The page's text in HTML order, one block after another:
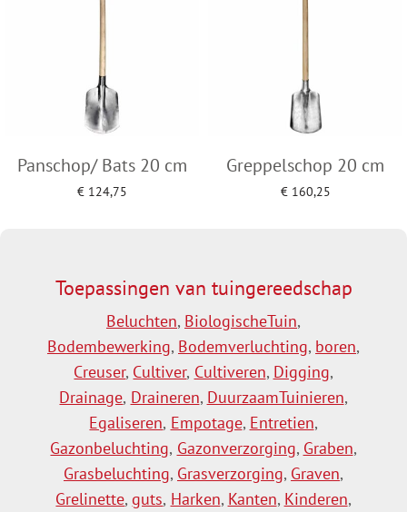
Panschop/ Bats 20 cm
€124,75
Greppelschop 20 cm
€160,25
Toepassingen van tuingereedschap
Beluchten, BiologischeTuin,
Bodembewerking, Bodemverluchting, boren,
Creuser, Cultiver, Cultiveren, Digging,
Drainage, Draineren, DuurzaamTuinieren,
Egaliseren, Empotage, Entretien,
Gazonbeluchting, Gazonverzorging, Graben,
Grasbeluchting, Grasverzorging, Graven,
Grelinette,guts, Harken, Kanten, Kinderen,